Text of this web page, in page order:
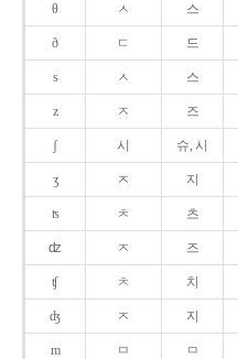
θ ㅅ 스
ð ㄷ 드
s ㅅ 스
z ㅈ 즈
ʃ 시 슈, 시
ʒ ㅈ 지
ʦ ㅊ 츠
ʣ ㅈ 즈
ʧ ㅊ 치
ʤ ㅈ 지
m ㅁ ㅁ